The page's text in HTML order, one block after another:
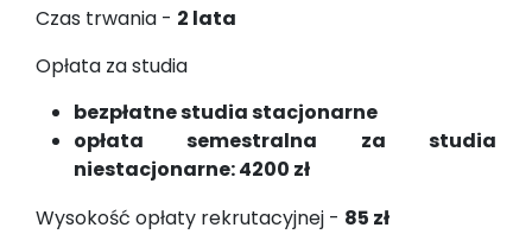
Czas trwania - 2 lata
Opłata za studia
bezpłatne studia stacjonarne
opłata semestralna za studia
niestacjonarne: 4200 zł
Wysokość opłaty rekrutacyjnej - 85 zł